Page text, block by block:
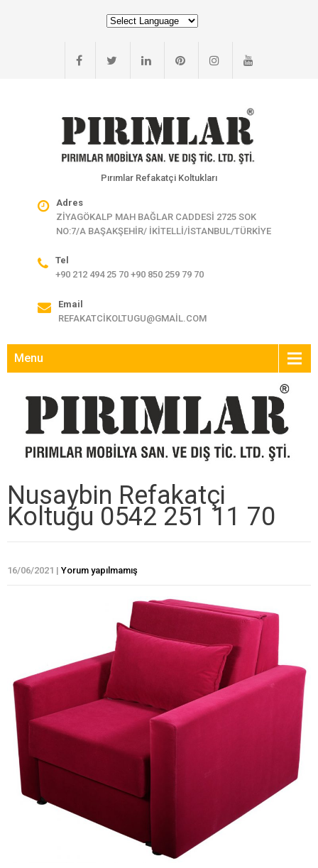
Pırımlar Refakatçi Koltukları
Adres
ZİYAGÖKALP MAH BAĞLAR CADDESİ 2725 SOK
NO:7/A BAŞAKŞEHİR/ İKİTELLİ/İSTANBUL/TÜRKİYE
Tel
+90 212 494 25 70 +90 850 259 79 70
Email
REFAKATCIKOLTUGU@GMAIL.COM
Menu
Nusaybin Refakatçi
Koltuğu 0542 251 11 70
16/06/2021 | Yorum yapılmamış